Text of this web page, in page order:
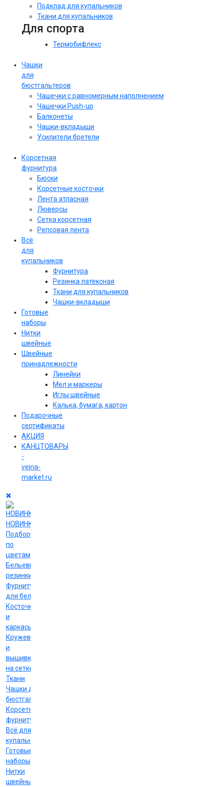
Подклад для купальников
Ткани для купальников
Для спорта
Термобифлекс
Чашки
для
бюстгальтеров
Чашечки с равномерным наполнением
Чашечки Push-up
Балконеты
Чашки-вкладыши
Усилители бретели
Корсетная
фурнитура
Бюски
Корсетные косточки
Лента атласная
Люверсы
Сетка корсетная
Репсовая лента
Всё
для
купальников
Фурнитура
Резинка латексная
Ткани для купальников
Чашки-вкладыши
Готовые
наборы
Нитки
швейные
Швейные
принадлежности
Линейки
Мел и маркеры
Иглы швейные
Калька, бумага, картон
Подарочные
сертификаты
АКЦИЯ
КАНЦТОВАРЫ
-
veina-
market.ru
НОВИНКИ
Подборки
по
цветам
Бельевые
резинки
Фурнитура
для белья
Косточки
и
каркасы
Кружево
и
вышивка
на сетке
Ткани
Чашки для
бюстгальтеров
Корсетная
фурнитура
Всё для
купальников
Готовые
наборы
Нитки
швейные